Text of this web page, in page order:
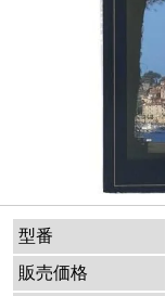
型番
販売価格